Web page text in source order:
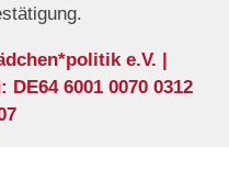
e.V. |
6001 0070 0312